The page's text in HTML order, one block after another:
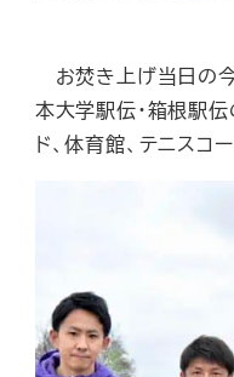
お焚き上げ当日の今
本大学駅伝・箱根駅
ド、体育館、テニスコ